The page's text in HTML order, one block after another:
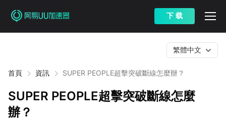
下 载
首頁 資訊 SUPER PEOPLE超擊突破斷線怎麼辦？
繁體中文
SUPER PEOPLE超擊突破斷線怎麼
辦？